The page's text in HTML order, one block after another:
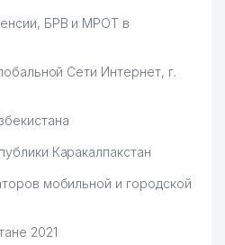
БРВ и МРОТ в
Сети Интернет, г.
Каракалпакстан
мобильной и городской
2021